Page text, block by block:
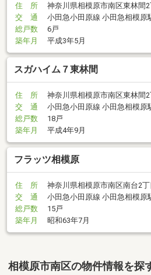
住 所
神奈川県相模原市南区東林間
交 通
小田急小田原線 小田急相模原
総戸数
6戸
築年月
平成3年5月
スガハイム７東林間
住 所
神奈川県相模原市南区東林間
交 通
小田急小田原線 小田急相模原
総戸数
18戸
築年月
平成4年9月
フラッツ相模原
住 所
神奈川県相模原市南区南台2
交 通
小田急小田原線 小田急相模原
総戸数
15戸
築年月
昭和63年7月
相模原市南区の物件情報を探